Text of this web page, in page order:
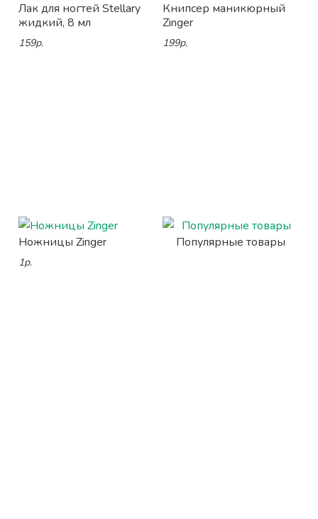
Лак для ногтей Stellary
жидкий, 8 мл
159р.
Книпсер маникюрный
Zinger
199р.
Ножницы Zinger
1р.
Популярные товары